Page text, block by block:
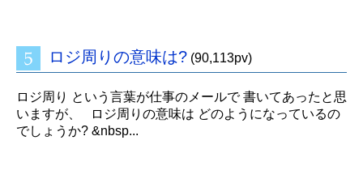
ロジ周りの意味は? (90,113pv)
ロジ周り という言葉が仕事のメールで 書いてあったと思
いますが、 ロジ周りの意味は どのようになっているの
でしょうか? &nbsp...